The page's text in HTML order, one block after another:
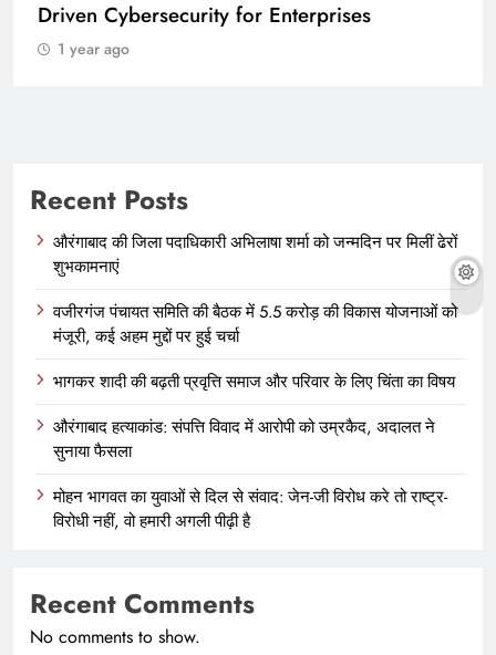
Driven Cybersecurity for Enterprises
1 year ago
Recent Posts
औरंगाबाद की जिला पदाधिकारी अभिलाषा शर्मा को जन्मदिन पर मिलीं ढेरों
शुभकामनाएं
वजीरगंज पंचायत समिति की बैठक में 5.5 करोड़ की विकास योजनाओं को
मंजूरी, कई अहम मुद्दों पर हुई चर्चा
भागकर शादी की बढ़ती प्रवृत्ति समाज और परिवार के लिए चिंता का विषय
औरंगाबाद हत्याकांड: संपत्ति विवाद में आरोपी को उम्रकैद, अदालत ने
सुनाया फैसला
मोहन भागवत का युवाओं से दिल से संवाद: जेन-जी विरोध करे तो राष्ट्र-
विरोधी नहीं, वो हमारी अगली पीढ़ी है
Recent Comments
No comments to show.